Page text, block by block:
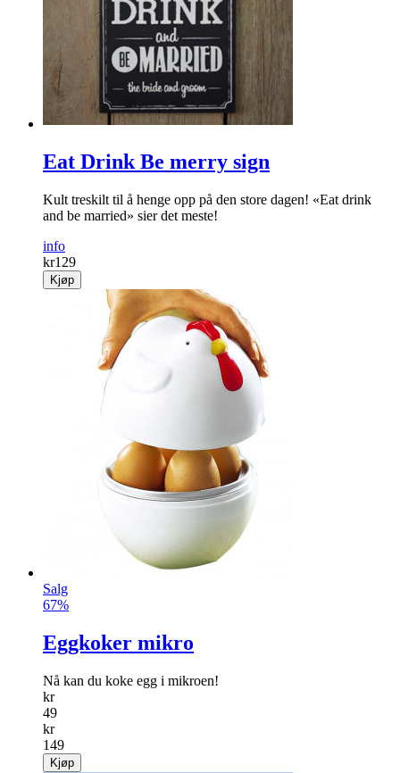
Eat Drink Be merry sign
Kult treskilt til å henge opp på den store dagen! «Eat drink
and be married» sier det meste!
info
kr129
Kjøp
Salg
67%
Eggkoker mikro
Nå kan du koke egg i mikroen!
kr
49
kr
149
Kjøp